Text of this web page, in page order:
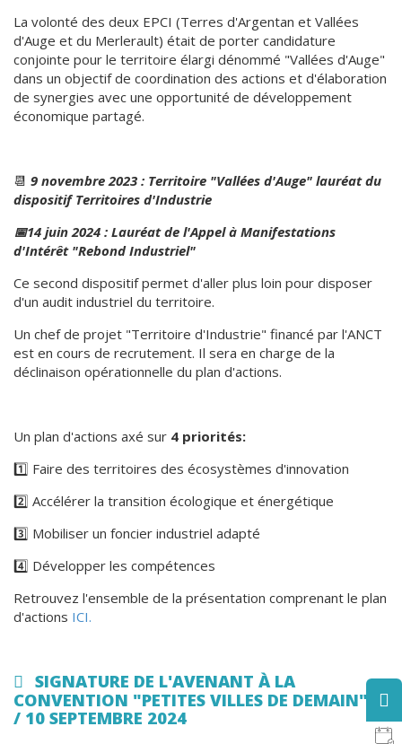
La volonté des deux EPCI (Terres d'Argentan et Vallées
d'Auge et du Merlerault) était de porter candidature
conjointe pour le territoire élargi dénommé "Vallées d'Auge"
dans un objectif de coordination des actions et d'élaboration
de synergies avec une opportunité de développement
économique partagé.
📆 9 novembre 2023 : Territoire "Vallées d'Auge" lauréat du
dispositif Territoires d'Industrie
📅14 juin 2024 : Lauréat de l'Appel à Manifestations
d'Intérêt "Rebond Industriel"
Ce second dispositif permet d'aller plus loin pour disposer
d'un audit industriel du territoire.
Un chef de projet "Territoire d'Industrie" financé par l'ANCT
est en cours de recrutement. Il sera en charge de la
déclinaison opérationnelle du plan d'actions.
Un plan d'actions axé sur 4 priorités:
1️⃣ Faire des territoires des écosystèmes d'innovation
2️⃣ Accélérer la transition écologique et énergétique
3️⃣ Mobiliser un foncier industriel adapté
4️⃣ Développer les compétences
Retrouvez l'ensemble de la présentation comprenant le plan
d'actions ICI.
SIGNATURE DE L'AVENANT À LA
CONVENTION "PETITES VILLES DE DEMAIN"
/ 10 SEPTEMBRE 2024